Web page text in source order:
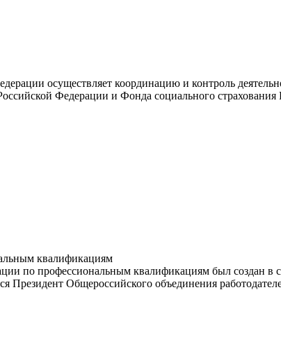
осуществляет координацию и контроль
Федерации и Фонда социального
квалификациям
по профессиональным квалификациям был создан в
Президент Общероссийского объединения